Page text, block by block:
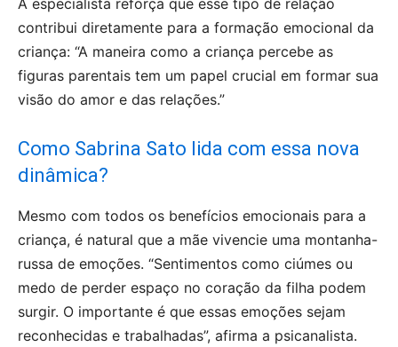
A especialista reforça que esse tipo de relação
contribui diretamente para a formação emocional da
criança: “A maneira como a criança percebe as
figuras parentais tem um papel crucial em formar sua
visão do amor e das relações.”
Como Sabrina Sato lida com essa nova
dinâmica?
Mesmo com todos os benefícios emocionais para a
criança, é natural que a mãe vivencie uma montanha-
russa de emoções. “Sentimentos como ciúmes ou
medo de perder espaço no coração da filha podem
surgir. O importante é que essas emoções sejam
reconhecidas e trabalhadas”, afirma a psicanalista.